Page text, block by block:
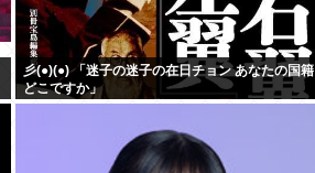
彡(●)(●) 「迷子の迷子の在日チョン あなたの国籍
どこですか」